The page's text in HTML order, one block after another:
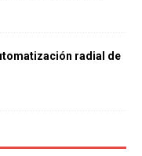
radial de